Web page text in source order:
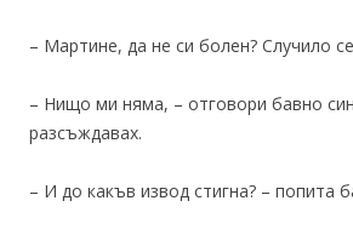
– Мартине, да не си болен? Случило
– Нищо ми няма, – отговори бавно
разсъждавах.
– И до какъв извод стигна? – попита